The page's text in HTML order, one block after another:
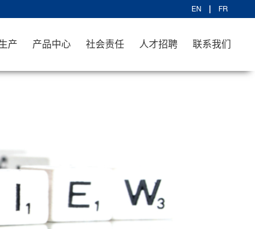
EN FR
产 产品中心 社会责任 人才招聘 联系我们